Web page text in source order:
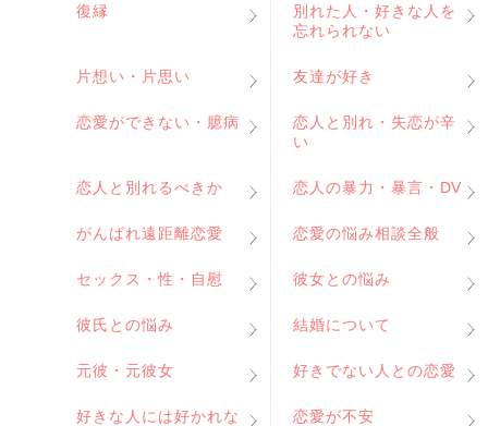
復縁
別れた人・好きな人を
忘れられない
片想い・片思い 友達が好き
恋愛ができない・臆病
恋人と別れ・失恋が辛
い
恋人と別れるべきか 恋人の暴力・暴言・DV
がんばれ遠距離恋愛 恋愛の悩み相談全般
セックス・性・自慰 彼女との悩み
彼氏との悩み 結婚について
元彼・元彼女 好きでない人との恋愛
好きな人には好かれな
恋愛が不安